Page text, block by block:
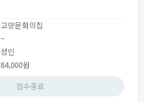
고양문화의집
~
성인
84,000원
접수종료